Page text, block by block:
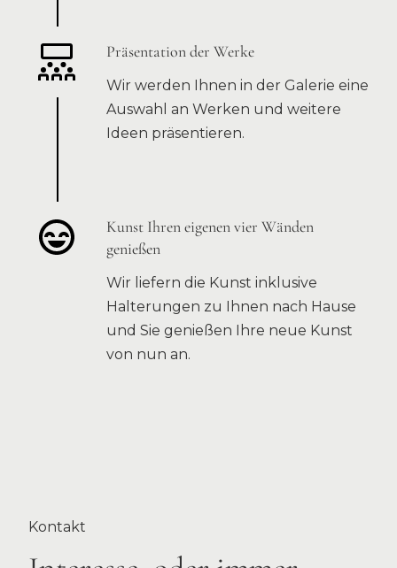
Präsentation der Werke
Wir werden Ihnen in der Galerie eine
Auswahl an Werken und weitere
Ideen präsentieren.
Kunst Ihren eigenen vier Wänden
genießen
Wir liefern die Kunst inklusive
Halterungen zu Ihnen nach Hause
und Sie genießen Ihre neue Kunst
von nun an.
Kontakt